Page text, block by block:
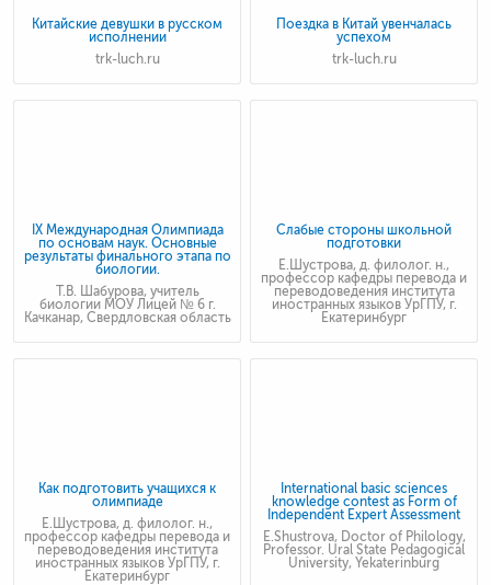
Китайские девушки в русском
исполнении
trk-luch.ru
Поездка в Китай увенчалась
успехом
trk-luch.ru
IX Международная Олимпиада
по основам наук. Основные
результаты финального этапа по
биологии.
Т.В. Шабурова, учитель
биологии МОУ Лицей № 6 г.
Качканар, Свердловская область
Слабые стороны школьной
подготовки
Е.Шустрова, д. филолог. н.,
профессор кафедры перевода и
переводоведения института
иностранных языков УрГПУ, г.
Екатеринбург
Как подготовить учащихся к
олимпиаде
Е.Шустрова, д. филолог. н.,
профессор кафедры перевода и
переводоведения института
иностранных языков УрГПУ, г.
Екатеринбург
International basic sciences
knowledge contest as Form of
Independent Expert Assessment
E.Shustrova, Doctor of Philology,
Professor. Ural State Pedagogical
University, Yekaterinburg